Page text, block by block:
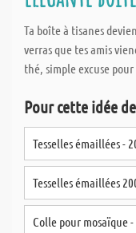
Ta boîte à tisanes
verras que tes amis
thé, simple excuse
Pour cette idée
Tesselles émaillées -
Tesselles émaillées
Colle pour mosaïque